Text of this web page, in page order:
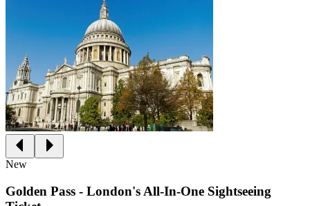
New
Golden Pass - London's All-In-One Sightseeing